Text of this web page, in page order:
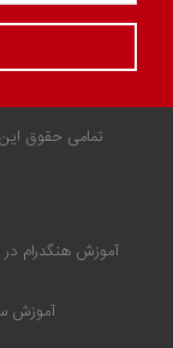
تمامی حقوق
آموزش هنگدرام
آموزش